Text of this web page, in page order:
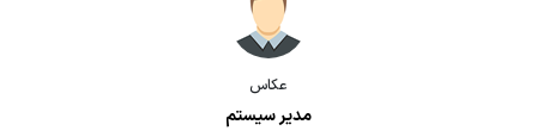
عکاس
مدیر سیستم